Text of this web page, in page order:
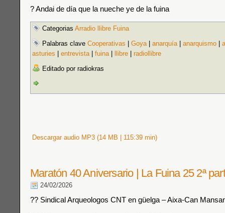
? Andai de día que la nueche ye de la fuina
Categorias Arradio llibre Fuina
Palabras clave Cooperativas Goya| anarquía| anarquismo
asturies
entrevista| fuina| llibre
radiollibre
Editado por radiokras
Descargar audio MP3 (14 MB | 115:39 min)
Maratón 40 Aniversario | La Fuina 25 2ª
24/02/2026
?? Sindical Arqueologos CNT en güelga – Aixa-Can